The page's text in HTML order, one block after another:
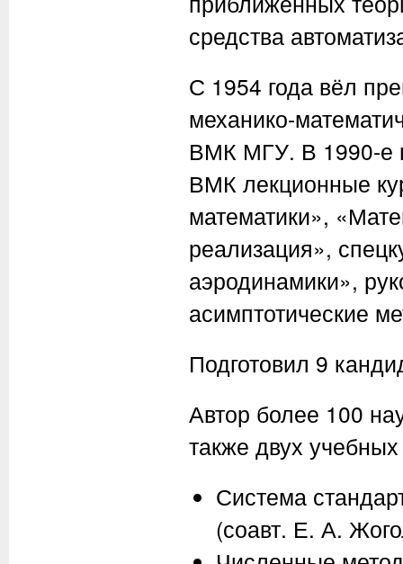
средства
С 1954 года вёл
механико-
ВМК МГУ. В 1990-е
ВМК лекционные
математики»,
реализация»,
аэродинамики»,
асимптотические
Подготовил 9
Автор более 100
также двух
Система
(соавт. Е. А.